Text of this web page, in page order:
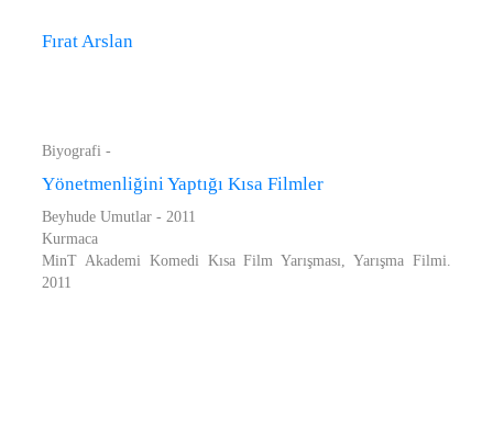
Fırat Arslan
Biyografi -
Yönetmenliğini Yaptığı Kısa Filmler
Beyhude Umutlar - 2011
Kurmaca
MinT Akademi Komedi Kısa Film Yarışması, Yarışma Filmi.
2011